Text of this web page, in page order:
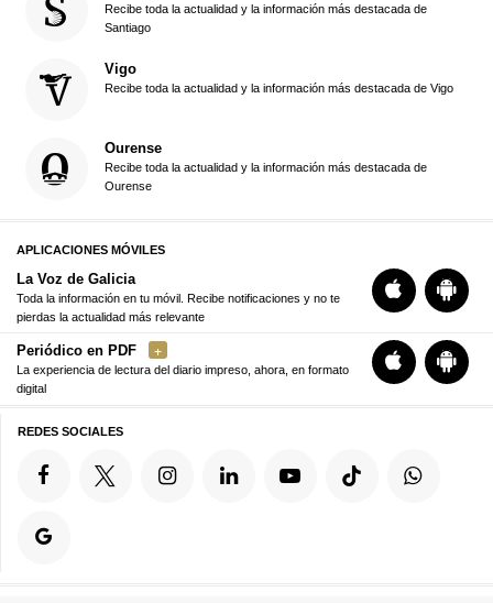
Recibe toda la actualidad y la información más destacada de
Santiago
Vigo
Recibe toda la actualidad y la información más destacada de Vigo
Ourense
Recibe toda la actualidad y la información más destacada de
Ourense
APLICACIONES MÓVILES
La Voz de Galicia
Toda la información en tu móvil. Recibe notificaciones y no te
pierdas la actualidad más relevante
Periódico en PDF
La experiencia de lectura del diario impreso, ahora, en formato
digital
REDES SOCIALES